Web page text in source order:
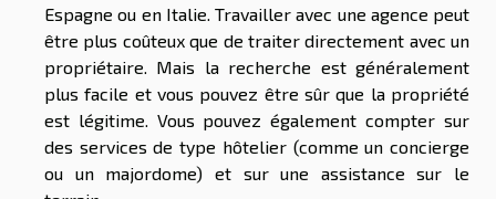
Espagne ou en Italie. Travailler avec une agence peut
être plus coûteux que de traiter directement avec un
propriétaire. Mais la recherche est généralement
plus facile et vous pouvez être sûr que la propriété
est légitime. Vous pouvez également compter sur
des services de type hôtelier (comme un concierge
ou un majordome) et sur une assistance sur le